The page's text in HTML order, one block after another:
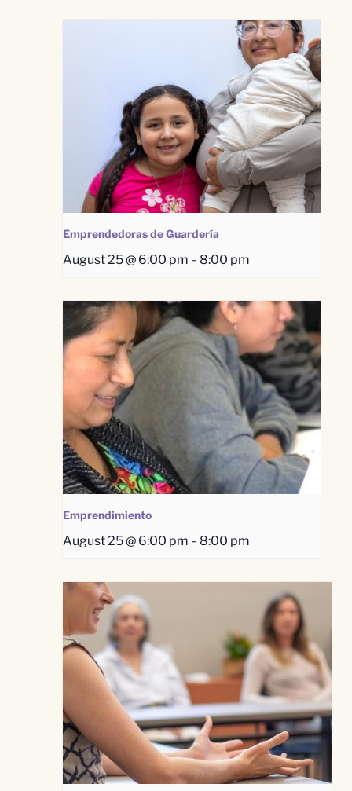
Emprendedoras de Guardería
August 25 @ 6:00 pm - 8:00 pm
Emprendimiento
August 25 @ 6:00 pm - 8:00 pm